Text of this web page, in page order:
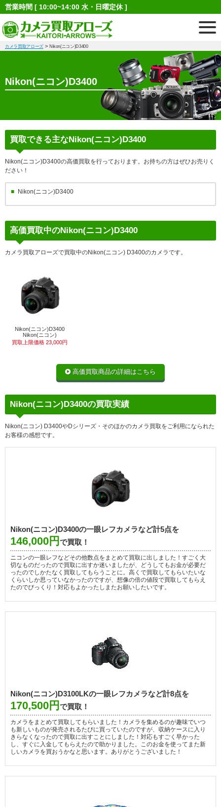
営業時間 [ 10:00~14:00 水・日曜定休 ]
カメラ買取アローズ> Nikon(ニコン)D3400
Nikon(ニコン)D3400
買取できる主なNikon(ニコン)D3400
Nikon(ニコン)D3400の高価買取を行っております。お持ちの方はぜひお売りく
ださい！
Nikon(ニコン)D3400
高価買取中のNikon(ニコン)D3400
カメラ買取アローズで買取中のNikon(ニコン) D3400のカメラです。
Nikon(ニコン)D3400
Nikon(ニコン)
買取上限価格 23,000円
高価買取商品の詳細はこちら
Nikon(ニコン)D3400の買取実績
Nikon(ニコン) D3400やDシリーズ・そのほかのカメラ買取をご利用になられた
お客様の感想です。
Nikon(ニコン)D3400の一眼レフカメラなど計5点を
146,000円 で買取！
ニコンの一眼レフなどその他数点をまとめて買取に出しました！すごく大
切なものだったので買取に出すか迷いましたが、どうしてもお金が必要だ
ったのでしかたなく買取してもらうことに。高くで買取してもらいたいな
くらいしか思っていなかったのですが、想像の倍の値段で買取してもらえ
たのでびっくり！対応もよかったしまたお願いしたいです。
Nikon(ニコン)D3100LKの一眼レフカメラなど計8点を
170,500円 で買取！
カメラをまとめて買取してもらいました！カメラを集めるのが趣味でいつ
も新しいものが発売されるたびに買っていたのですが、収納ケースに入り
きらなくなったので買取に出すことにしました！対応もすごく早かった
し、すぐに入金してもらえたので助かりました。このお金を使ってまた新
しいカメラを買おうかなと思います。ありがとうございました！